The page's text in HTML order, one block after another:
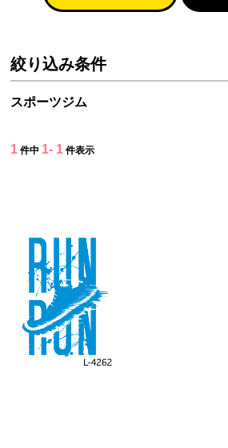
絞り込み条件
スポーツジム
1 件中 1- 1 件表示